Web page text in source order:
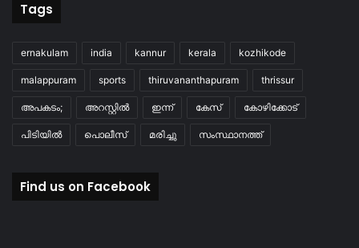
Tags
ernakulam india kannur kerala kozhikode
malappuram sports thiruvananthapuram thrissur
അപകടം; അറസ്റ്റിൽ ഇന്ന് കേസ് കോഴിക്കോട്
പിടിയിൽ പൊലീസ് മരിച്ചു സംസ്ഥാനത്ത്
Find us on Facebook